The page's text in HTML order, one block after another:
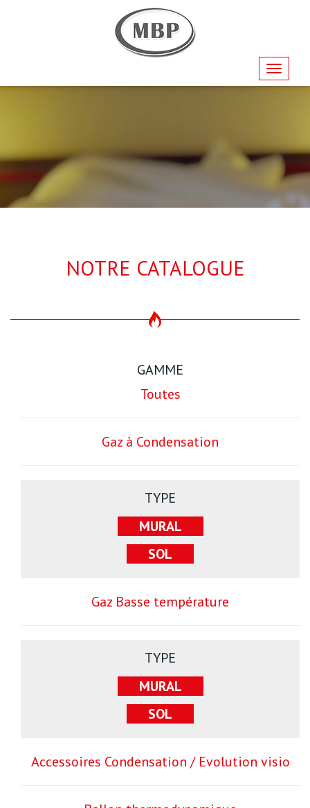
NOTRE CATALOGUE
GAMME
Toutes
Gaz à Condensation
TYPE
MURAL
SOL
Gaz Basse température
TYPE
MURAL
SOL
Accessoires Condensation / Evolution visio